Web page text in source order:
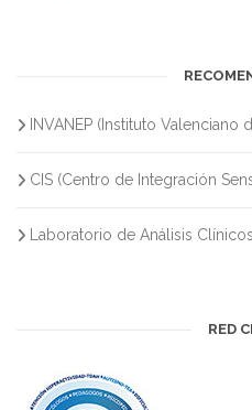
INVANEP (Instituto
CIS (Centro de Integración
Laboratorio de Análisis
RED